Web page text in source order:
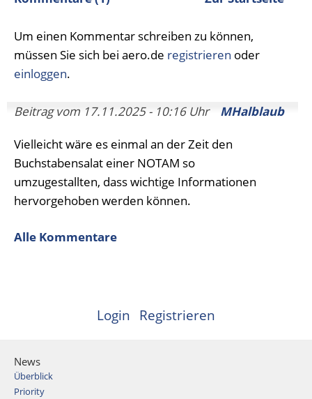
Um einen Kommentar schreiben zu können,
müssen Sie sich bei aero.de registrieren oder
einloggen.
Beitrag vom 17.11.2025 - 10:16 Uhr MHalblaub
Vielleicht wäre es einmal an der Zeit den
Buchstabensalat einer NOTAM so
umzugestallten, dass wichtige Informationen
hervorgehoben werden können.
Alle Kommentare
Login Registrieren
News
Überblick
Priority